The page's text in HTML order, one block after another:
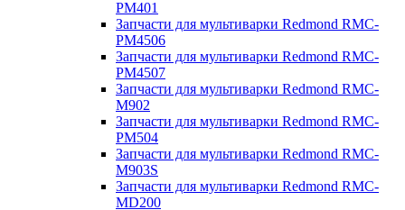
PM401
Запчасти для мультиварки Redmond RMC-
PM4506
Запчасти для мультиварки Redmond RMC-
PM4507
Запчасти для мультиварки Redmond RMC-
M902
Запчасти для мультиварки Redmond RMC-
PM504
Запчасти для мультиварки Redmond RMC-
M903S
Запчасти для мультиварки Redmond RMC-
MD200